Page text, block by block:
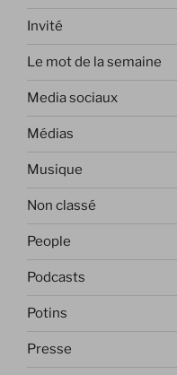
Invité
Le mot de la semaine
Media sociaux
Médias
Musique
Non classé
People
Podcasts
Potins
Presse